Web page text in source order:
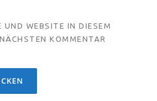
WEBSITE IN DIESEM
KOMMENTAR